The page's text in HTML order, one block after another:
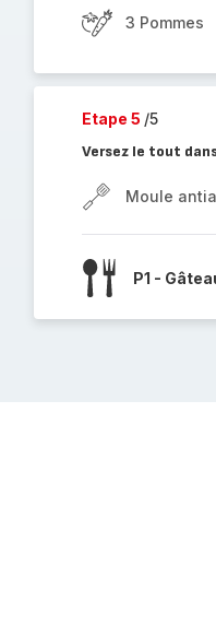
3 Pommes
Etape 5 /5
Versez le tout
Moule
P1 -